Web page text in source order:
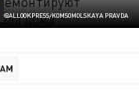
KOMSOMOLSKAYA PRAVDA